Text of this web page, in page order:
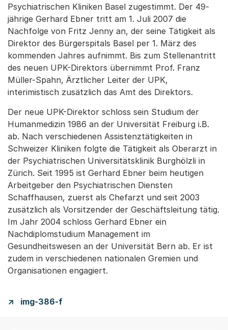
Psychiatrischen Kliniken Basel zugestimmt. Der 49-
jährige Gerhard Ebner tritt am 1. Juli 2007 die
Nachfolge von Fritz Jenny an, der seine Tätigkeit als
Direktor des Bürgerspitals Basel per 1. März des
kommenden Jahres aufnimmt. Bis zum Stellenantritt
des neuen UPK-Direktors übernimmt Prof. Franz
Müller-Spahn, Ärztlicher Leiter der UPK,
interimistisch zusätzlich das Amt des Direktors.
Der neue UPK-Direktor schloss sein Studium der
Humanmedizin 1986 an der Universität Freiburg i.B.
ab. Nach verschiedenen Assistenztätigkeiten in
Schweizer Kliniken folgte die Tätigkeit als Oberarzt in
der Psychiatrischen Universitätsklinik Burghölzli in
Zürich. Seit 1995 ist Gerhard Ebner beim heutigen
Arbeitgeber den Psychiatrischen Diensten
Schaffhausen, zuerst als Chefarzt und seit 2003
zusätzlich als Vorsitzender der Geschäftsleitung tätig.
Im Jahr 2004 schloss Gerhard Ebner ein
Nachdiplomstudium Management im
Gesundheitswesen an der Universität Bern ab. Er ist
zudem in verschiedenen nationalen Gremien und
Organisationen engagiert.
img-386-f